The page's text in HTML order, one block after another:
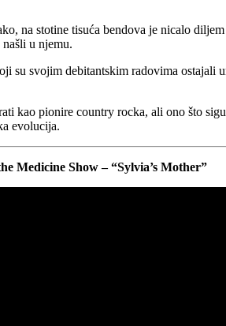
na stotine tisuća bendova je nicalo
u njemu.
su svojim debitantskim radovima
kao pionire country rocka, ali ono što
evolucija.
Medicine Show – “Sylvia’s Mother”